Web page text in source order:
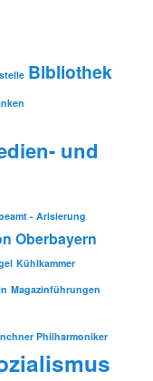
Bibliothek
und
- Arisierung
Oberbayern
Kühlkammer
Magazinführungen
Philharmoniker